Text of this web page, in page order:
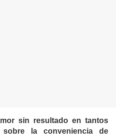
sin resultado en tantos
la conveniencia de